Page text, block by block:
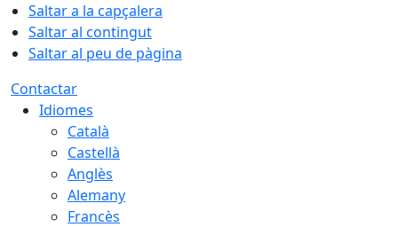
Saltar a la capçalera
Saltar al contingut
Saltar al peu de pàgina
Contactar
Idiomes
Català
Castellà
Anglès
Alemany
Francès